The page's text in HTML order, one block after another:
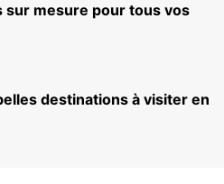
sur mesure pour tous vos
destinations à visiter en